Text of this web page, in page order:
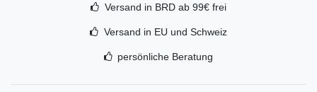
Versand in BRD ab 99€ frei
Versand in EU und Schweiz
persönliche Beratung